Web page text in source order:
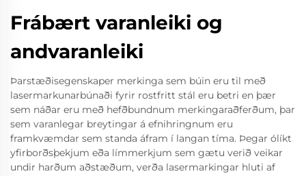
Frábært varanleiki og
andvaranleiki
Þarstæðisegenskaper merkinga sem búin eru til með
lasermarkunarbúnaði fyrir rostfritt stál eru betri en þær
sem náðar eru með hefðbundnum merkingaraðferðum, þar
sem varanlegar breytingar á efnihringnum eru
framkvæmdar sem standa áfram í langan tíma. Þegar ólíkt
yfirborðsþekjum eða límmerkjum sem gætu verið veikar
undir harðum aðstæðum, verða lasermarkingar hluti af